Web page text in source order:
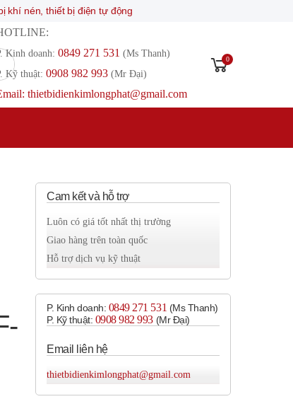
thiết bị điện tự động
Kinh doanh: 0849 271 531 (Ms Thanh)
Kỹ thuật: 0908 982 993​ (Mr Đại)
thietbidienkimlongphat@gmail.com
0
Cam kết và hỗ trợ
Luôn có giá tốt nhất thị trường
Giao hàng trên toàn quốc
Hỗ trợ dịch vụ kỹ thuật
P. Kinh doanh: 0849 271 531 (Ms Thanh)
P. Kỹ thuật: 0908 982 993​ (Mr Đại)
Email liên hệ
thietbidienkimlongphat@gmail.com